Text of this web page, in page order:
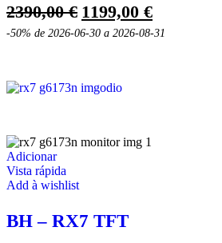
2390,00€ O
preço
2390,00 €.
1199,00 €O
preço
-50% de 2026-06-30 a 2026-08-31
Adicionar
Vista rápida
Add à wishlist
BH – RX7 TFT